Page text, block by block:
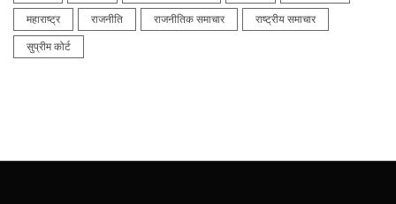
महाराष्ट्र राजनीति राजनीतिक समाचार राष्ट्रीय समाचार
सुप्रीम कोर्ट